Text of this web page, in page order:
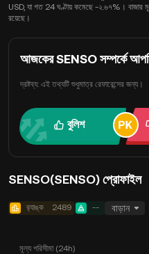
USD, যা গত 24 ঘণ্টায় কমেছে -২.৬৭%। বাজার
রয়েছে।
আজকের SENSO সম্পর্কে
দ্রষ্টব্য: এই তথ্যটি শুধুমাত্র রেফারেন্সের জন্য।
বুলিশ
SENSO(SENSO) প্রোফাইল
র‍্যাঙ্ক 2489 -- বাড়ান
মূল্য পরিসীমা (24h)